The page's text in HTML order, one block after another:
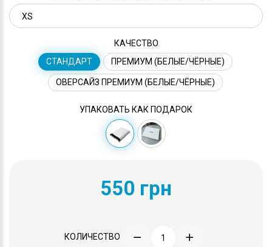
КАЧЕСТВО
СТАНДАРТ
ПРЕМИУМ (БЕЛЫЕ/ЧЁРНЫЕ)
ОВЕРСАЙЗ ПРЕМИУМ (БЕЛЫЕ/ЧЁРНЫЕ)
УПАКОВАТЬ КАК ПОДАРОК
550 грн
КОЛИЧЕСТВО